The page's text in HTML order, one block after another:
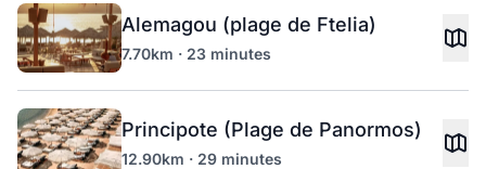
Alemagou (plage de Ftelia)
7.70km · 23 minutes
Principote (Plage de Panormos)
12.90km · 29 minutes